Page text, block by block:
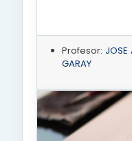
Profesor: JOSE
GARAY